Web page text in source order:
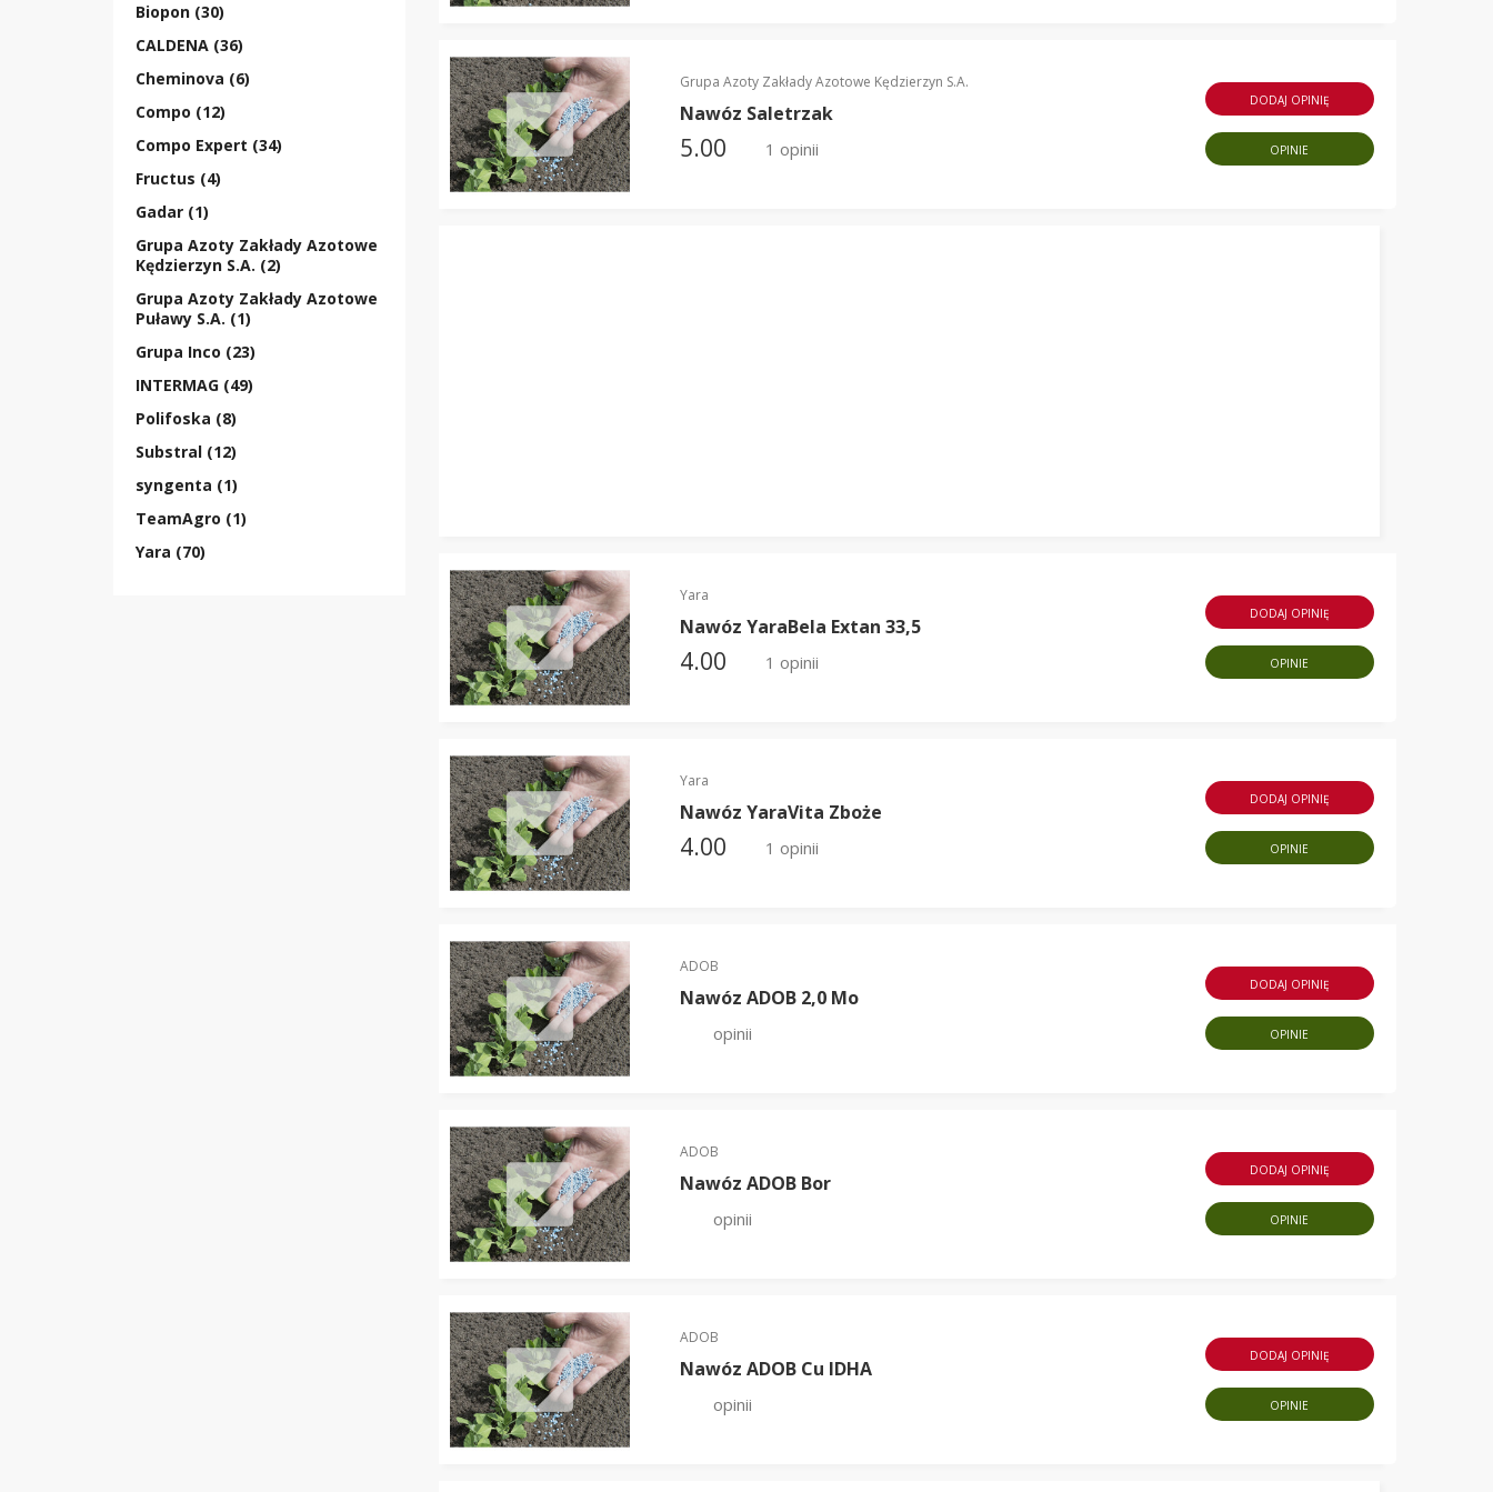
Biopon (30)
CALDENA (36)
Cheminova (6)
Compo (12)
Compo Expert (34)
Fructus (4)
Gadar (1)
Grupa Azoty Zakłady Azotowe
Kędzierzyn S.A. (2)
Grupa Azoty Zakłady Azotowe
Puławy S.A. (1)
Grupa Inco (23)
INTERMAG (49)
Polifoska (8)
Substral (12)
syngenta (1)
TeamAgro (1)
Yara (70)
Grupa Azoty Zakłady Azotowe Kędzierzyn S.A.
Nawóz Saletrzak
5.00 1 opinii
DODAJ OPINIĘ
OPINIE
Yara
Nawóz YaraBela Extan 33,5
4.00 1 opinii
DODAJ OPINIĘ
OPINIE
Yara
Nawóz YaraVita Zboże
4.00 1 opinii
DODAJ OPINIĘ
OPINIE
ADOB
Nawóz ADOB 2,0 Mo
opinii
DODAJ OPINIĘ
OPINIE
ADOB
Nawóz ADOB Bor
opinii
DODAJ OPINIĘ
OPINIE
ADOB
Nawóz ADOB Cu IDHA
opinii
DODAJ OPINIĘ
OPINIE